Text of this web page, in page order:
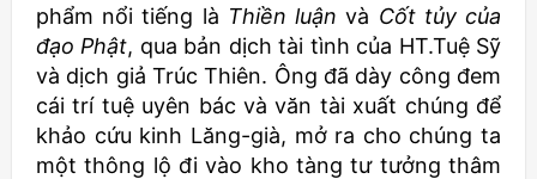
phẩm nổi tiếng là Thiền luận và Cốt tủy của
đạo Phật, qua bản dịch tài tình của HT.Tuệ Sỹ
và dịch giả Trúc Thiên. Ông đã dày công đem
cái trí tuệ uyên bác và văn tài xuất chúng để
khảo cứu kinh Lăng-già, mở ra cho chúng ta
một thông lộ đi vào kho tàng tư tưởng thâm